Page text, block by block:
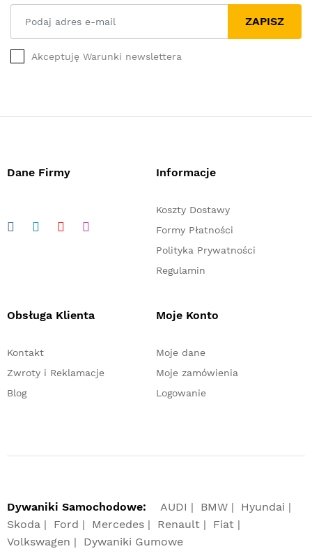
ZAPISZ
Akceptuję Warunki newslettera
Dane Firmy Informacje
Koszty Dostawy
Formy Płatności
Polityka Prywatności
Regulamin
Obsługa Klienta
Kontakt
Zwroty i Reklamacje
Blog
Moje Konto
Moje dane
Moje zamówienia
Logowanie
Dywaniki Samochodowe: AUDI BMW
Hyundai
Skoda
Ford Mercedes Renault
Fiat
Volkswagen
Dywaniki Gumowe